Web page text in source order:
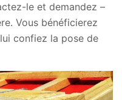
le et demandez –
Vous bénéficierez
confiez la pose de